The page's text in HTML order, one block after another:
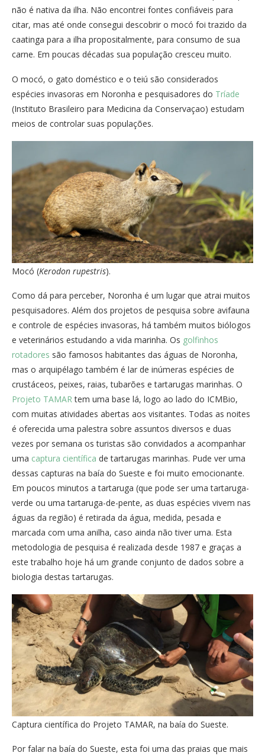
não é nativa da ilha. Não encontrei fontes confiáveis para
citar, mas até onde consegui descobrir o mocó foi trazido da
caatinga para a ilha propositalmente, para consumo de sua
carne. Em poucas décadas sua população cresceu muito.
O mocó, o gato doméstico e o teiú são considerados
espécies invasoras em Noronha e pesquisadores do Tríade
(Instituto Brasileiro para Medicina da Conservaçao) estudam
meios de controlar suas populações.
Mocó (Kerodon rupestris).
Como dá para perceber, Noronha é um lugar que atrai muitos
pesquisadores. Além dos projetos de pesquisa sobre avifauna
e controle de espécies invasoras, há também muitos biólogos
e veterinários estudando a vida marinha. Os golfinhos
rotadores são famosos habitantes das águas de Noronha,
mas o arquipélago também é lar de inúmeras espécies de
crustáceos, peixes, raias, tubarões e tartarugas marinhas. O
Projeto TAMAR tem uma base lá, logo ao lado do ICMBio,
com muitas atividades abertas aos visitantes. Todas as noites
é oferecida uma palestra sobre assuntos diversos e duas
vezes por semana os turistas são convidados a acompanhar
uma captura científica de tartarugas marinhas. Pude ver uma
dessas capturas na baía do Sueste e foi muito emocionante.
Em poucos minutos a tartaruga (que pode ser uma tartaruga-
verde ou uma tartaruga-de-pente, as duas espécies vivem nas
águas da região) é retirada da água, medida, pesada e
marcada com uma anilha, caso ainda não tiver uma. Esta
metodologia de pesquisa é realizada desde 1987 e graças a
este trabalho hoje há um grande conjunto de dados sobre a
biologia destas tartarugas.
Captura científica do Projeto TAMAR, na baía do Sueste.
Por falar na baía do Sueste, esta foi uma das praias que mais